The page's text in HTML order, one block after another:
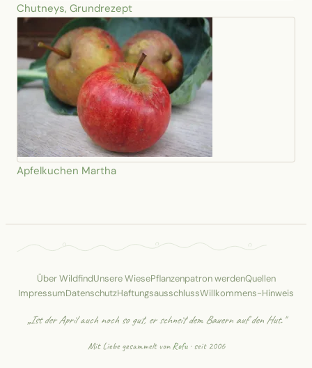
Chutneys, Grundrezept
Apfelkuchen Martha
Über WildfindUnsere WiesePflanzenpatron werdenQuellen
ImpressumDatenschutzHaftungsausschlussWillkommens-Hinweis
„Ist der April auch noch so gut, er schneit dem Bauern auf den Hut."
Mit Liebe gesammelt vonRofu· seit 2006